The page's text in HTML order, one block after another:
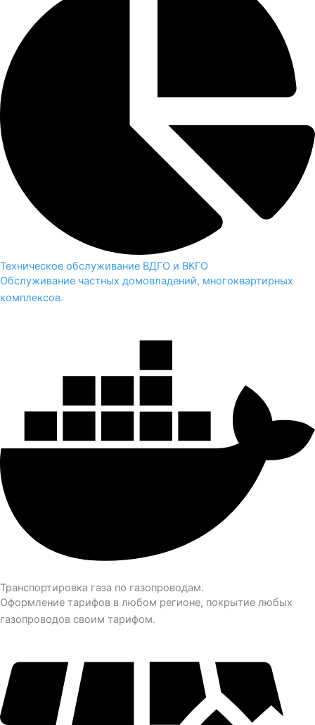
Техническое обслуживание ВДГО и ВКГО
Обслуживание частных домовладений, многоквартирных
комплексов.
Транспортировка газа по газопроводам.
Оформление тарифов в любом регионе, покрытие любых
газопроводов своим тарифом.